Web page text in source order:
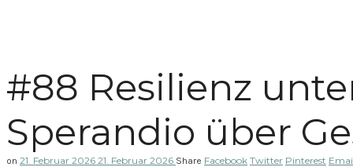
#88 Resilienz
Sperandio über
on 21. Februar 2026 21. Februar 2026 Share Facebook Twitter Pinterest